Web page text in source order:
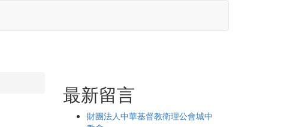
最新留言
財團法人中華基督教衛理公會城中